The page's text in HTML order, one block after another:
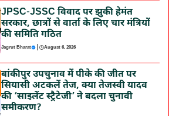
JPSC-JSSC विवाद पर झुकी हेमंत
सरकार, छात्रों से वार्ता के लिए चार मंत्रियों
की समिति गठित
Jagrut Bharat | August 6, 2026
बांकीपुर उपचुनाव में पीके की जीत पर
सियासी अटकलें तेज, क्या तेजस्वी यादव
की ‘साइलेंट स्ट्रैटेजी’ ने बदला चुनावी
समीकरण?